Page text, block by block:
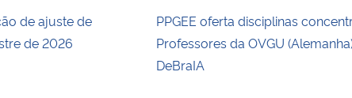
de ajuste de
de 2026
PPGEE oferta disciplinas
Professores da OVGU
DeBraIA